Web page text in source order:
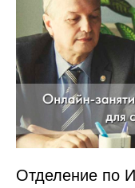
Отделение по